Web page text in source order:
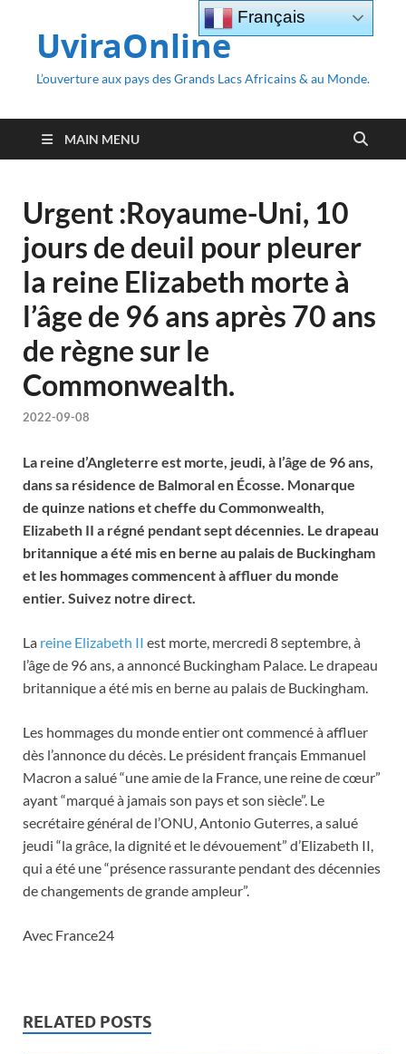
UviraOnline
L’ouverture aux pays des Grands Lacs Africains & au Monde.
MAIN MENU
Urgent :Royaume-Uni, 10
jours de deuil pour pleurer
la reine Elizabeth morte à
l’âge de 96 ans après 70 ans
de règne sur le
Commonwealth.
2022-09-08
La reine d’Angleterre est morte, jeudi, à l’âge de 96 ans,
dans sa résidence de Balmoral en Écosse. Monarque
de quinze nations et cheffe du Commonwealth,
Elizabeth II a régné pendant sept décennies. Le drapeau
britannique a été mis en berne au palais de Buckingham
et les hommages commencent à affluer du monde
entier. Suivez notre direct.
La reine Elizabeth II est morte, mercredi 8 septembre, à
l’âge de 96 ans, a annoncé Buckingham Palace. Le drapeau
britannique a été mis en berne au palais de Buckingham.
Les hommages du monde entier ont commencé à affluer
dès l’annonce du décès. Le président français Emmanuel
Macron a salué “une amie de la France, une reine de cœur”
ayant “marqué à jamais son pays et son siècle”. Le
secrétaire général de l’ONU, Antonio Guterres, a salué
jeudi “la grâce, la dignité et le dévouement” d’Elizabeth II,
qui a été une “présence rassurante pendant des décennies
de changements de grande ampleur”.
Avec France24
RELATED POSTS
Français